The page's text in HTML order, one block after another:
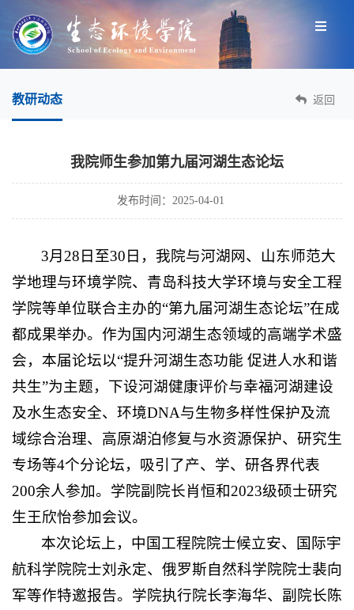
教研动态 返回
我院师生参加第九届河湖生态论坛
发布时间：2025-04-01
3月28日至30日，我院与河湖网、山东师范大
学地理与环境学院、青岛科技大学环境与安全工程
学院等单位联合主办的“第九届河湖生态论坛”在成
都成果举办。作为国内河湖生态领域的高端学术盛
会，本届论坛以“提升河湖生态功能 促进人水和谐
共生”为主题，下设河湖健康评价与幸福河湖建设
及水生态安全、环境DNA与生物多样性保护及流
域综合治理、高原湖泊修复与水资源保护、研究生
专场等4个分论坛，吸引了产、学、研各界代表
200余人参加。学院副院长肖恒和2023级硕士研究
生王欣怡参加会议。
本次论坛上，中国工程院院士候立安、国际宇
航科学院院士刘永定、俄罗斯自然科学院院士裴向
军等作特邀报告。学院执行院长李海华、副院长陈